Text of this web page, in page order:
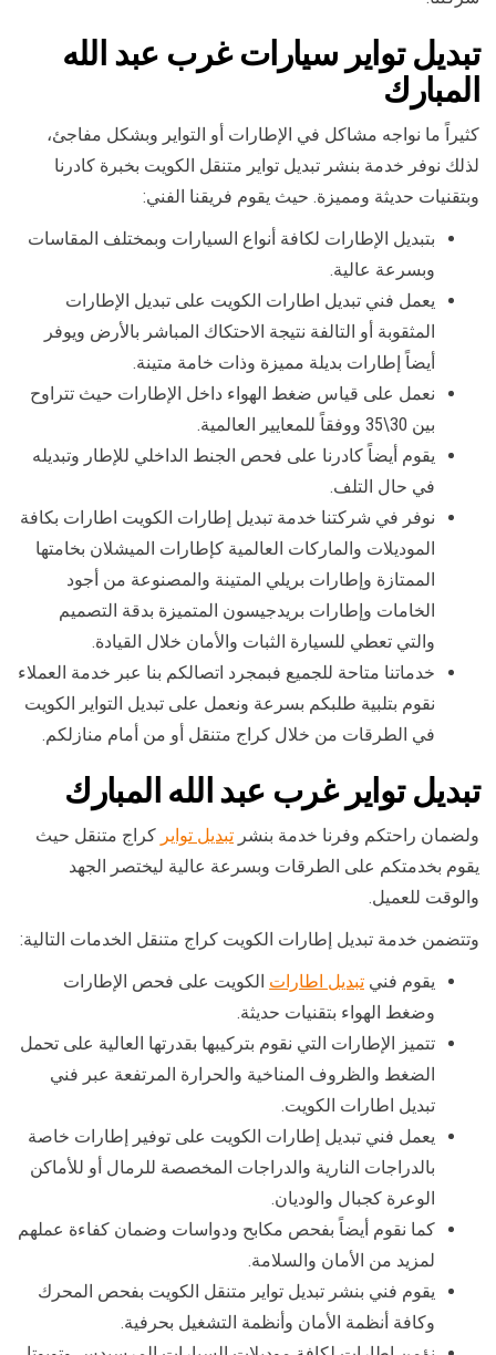
تبديل تواير سيارات غرب عبد الله
المبارك
كثيراً ما نواجه مشاكل في الإطارات أو التواير وبشكل مفاجئ،
لذلك نوفر خدمة بنشر تبديل تواير متنقل الكويت بخبرة كادرنا
وبتقنيات حديثة ومميزة. حيث يقوم فريقنا الفني:
بتبديل الإطارات لكافة أنواع السيارات وبمختلف المقاسات
وبسرعة عالية.
يعمل فني تبديل اطارات الكويت على تبديل الإطارات
المثقوبة أو التالفة نتيجة الاحتكاك المباشر بالأرض ويوفر
أيضاً إطارات بديلة مميزة وذات خامة متينة.
نعمل على قياس ضغط الهواء داخل الإطارات حيث تتراوح
بين 30\35 ووفقاً للمعايير العالمية.
يقوم أيضاً كادرنا على فحص الجنط الداخلي للإطار وتبديله
في حال التلف.
نوفر في شركتنا خدمة تبديل إطارات الكويت اطارات بكافة
الموديلات والماركات العالمية كإطارات الميشلان بخامتها
الممتازة وإطارات بريلي المتينة والمصنوعة من أجود
الخامات وإطارات بريدجيسون المتميزة بدقة التصميم
والتي تعطي للسيارة الثبات والأمان خلال القيادة.
خدماتنا متاحة للجميع فبمجرد اتصالكم بنا عبر خدمة العملاء
نقوم بتلبية طلبكم بسرعة ونعمل على تبديل التواير الكويت
في الطرقات من خلال كراج متنقل أو من أمام منازلكم.
تبديل تواير غرب عبد الله المبارك
ولضمان راحتكم وفرنا خدمة بنشر تبديل تواير كراج متنقل حيث
يقوم بخدمتكم على الطرقات وبسرعة عالية ليختصر الجهد
والوقت للعميل.
وتتضمن خدمة تبديل إطارات الكويت كراج متنقل الخدمات التالية:
يقوم فني تبديل اطارات الكويت على فحص الإطارات
وضغط الهواء بتقنيات حديثة.
تتميز الإطارات التي نقوم بتركيبها بقدرتها العالية على تحمل
الضغط والظروف المناخية والحرارة المرتفعة عبر فني
تبديل اطارات الكويت.
يعمل فني تبديل إطارات الكويت على توفير إطارات خاصة
بالدراجات النارية والدراجات المخصصة للرمال أو للأماكن
الوعرة كجبال والوديان.
كما نقوم أيضاً بفحص مكابح ودواسات وضمان كفاءة عملهم
لمزيد من الأمان والسلامة.
يقوم فني بنشر تبديل تواير متنقل الكويت بفحص المحرك
وكافة أنظمة الأمان وأنظمة التشغيل بحرفية.